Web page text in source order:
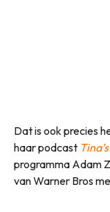
Dat is ook precies
haar podcast
programma Adam
van Warner Bros